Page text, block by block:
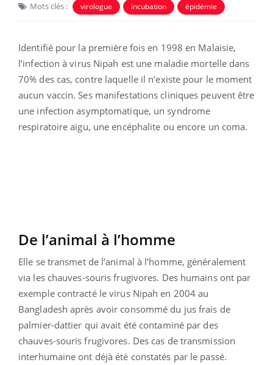
Mots clés : virologue incubation épidémie
Identifié pour la première fois en 1998 en Malaisie,
l’infection à virus Nipah est une maladie mortelle dans
70% des cas, contre laquelle il n’existe pour le moment
aucun vaccin. Ses manifestations cliniques peuvent être
une infection asymptomatique, un syndrome
respiratoire aigu, une encéphalite ou encore un coma.
De l’animal à l’homme
Elle se transmet de l’animal à l’homme, généralement
via les chauves-souris frugivores. Des humains ont par
exemple contracté le virus Nipah en 2004 au
Bangladesh après avoir consommé du jus frais de
palmier-dattier qui avait été contaminé par des
chauves-souris frugivores. Des cas de transmission
interhumaine ont déjà été constatés par le passé.